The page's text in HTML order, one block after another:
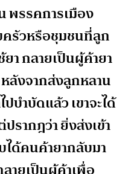
พรรคการเมือง
รัวหรือชุมชนที่ลูก
า กลายเป็นผู้ค้ายา
ลังจากส่งลูกหลาน
ปบำบัดแล้ว เขาจะได้
รากฎว่า ยิ่งส่งเข้า
ได้คนค้ายากลับมา